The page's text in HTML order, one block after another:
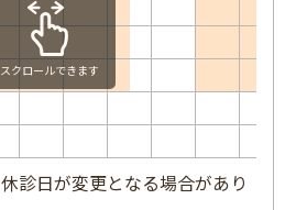
スクロールできます
診日が変更となる場合があり